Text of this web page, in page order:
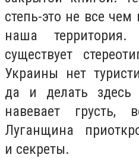
степь-это не все
наша
существует
Украины нет
да и делать здесь
навевает
Луганщина
и секреты.